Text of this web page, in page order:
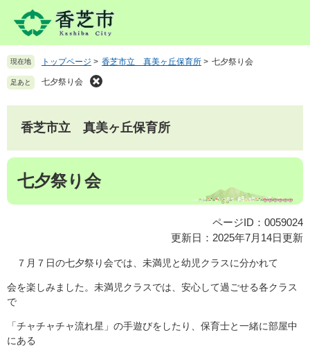
先
頭
す
を
飛
し
文
現在地 トップページ > 香芝市立 真美ヶ丘保育所 > 七夕祭り会
足あと 七夕祭り会
香芝市立 真美ヶ丘保育所
本
七夕祭り会
ページID：0059024
更新日：2025年7月14日更新
７月７日の七夕祭り会では、未満児と幼児クラスに分かれて
会を楽しみました。未満児クラスでは、安心して過ごせる各クラス
で
「チャチャチャ流れ星」の手遊びをしたり、保育士と一緒に部屋中
にある